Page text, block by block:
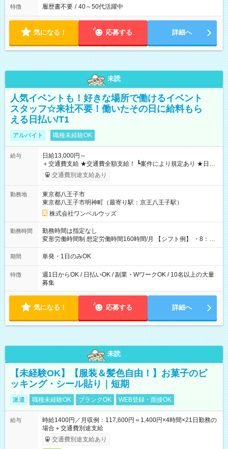
特徴 履歴書不要 / 40～50代活躍中
気になる！ 応募する 詳細へ
未読
人気イベントも！好きな場所で働けるイベント
スタッフ☆来社不要！働いたその日に給料もら
える日払い/T1
アルバイト 職種未経験OK
給与
日給13,000円～
＋交通費支給 ★交通費全額支給！ ┗案件により規定あり ★日払
いOK！（規定あり） ┗働いたその日に現金GET♪ お仕事後はコ
ンビニATMから 日払い分を引き落とせます！ 【試用期間】試
交通費別途支給あり
勤務地
東京都八王子市
東京都八王子市明神町（最寄り駅：京王八王子駅）
株式会社ワンベルウッズ
勤務時間
勤務時間は指定なし
変形労働時間制 想定労働時間160時間/月 【シフト例】 ・8：00
～21：00
期間 単発・1日のみOK
特徴
週1日からOK / 日払いOK / 副業・WワークOK / 10名以上の大量
募集
気になる！ 応募する 詳細へ
未読
【未経験OK】【服装＆髪色自由！】お菓子のピ
ッキング・シール貼り｜短期
派遣 職種未経験OK ブランクOK WEB登録・面接OK
給与
時給1400円／月収例：117,600円＝1,400円×4時間×21日勤務の
場合＋交通費別途支給
交通費別途支給あり